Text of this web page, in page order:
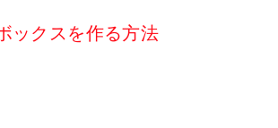
ックスを作る方法